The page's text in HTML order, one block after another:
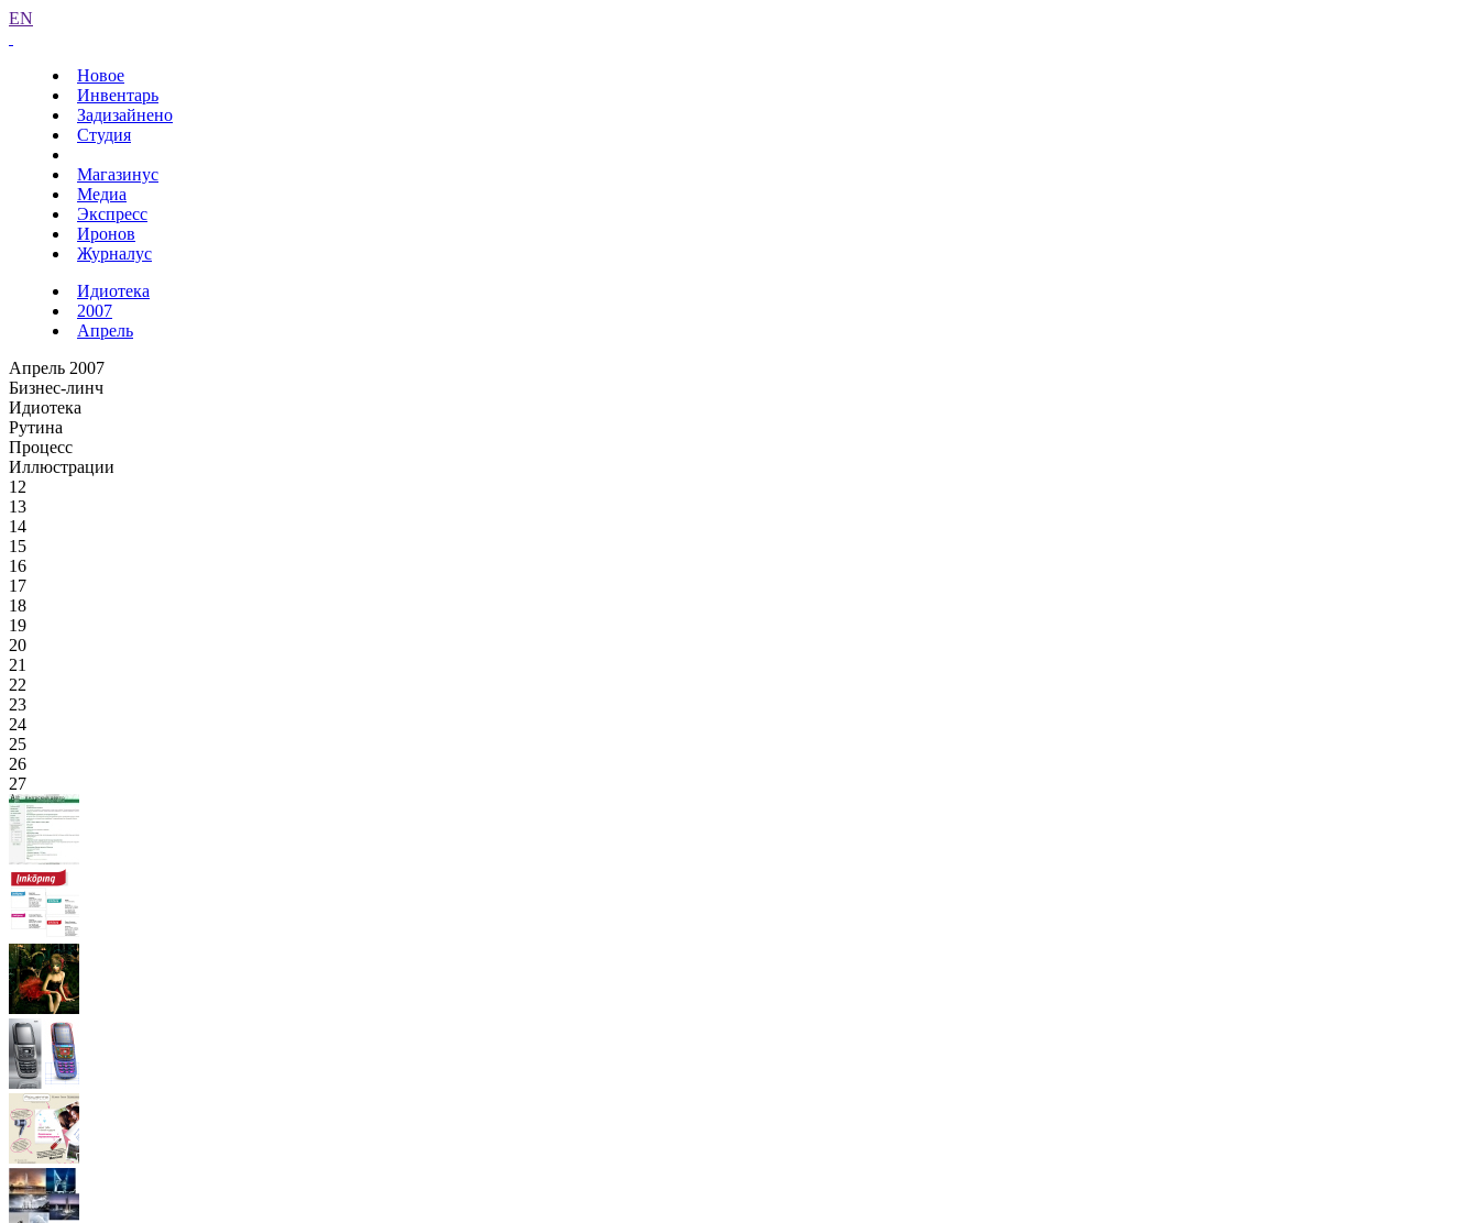
EN
Новое
Инвентарь
Задизайнено
Студия
Магазинус
Медиа
Экспресс
Иронов
Журналус
Идиотека
2007
Апрель
Апрель 2007
Бизнес-линч
Идиотека
Рутина
Процесс
Иллюстрации
12
13
14
15
16
17
18
19
20
21
22
23
24
25
26
27